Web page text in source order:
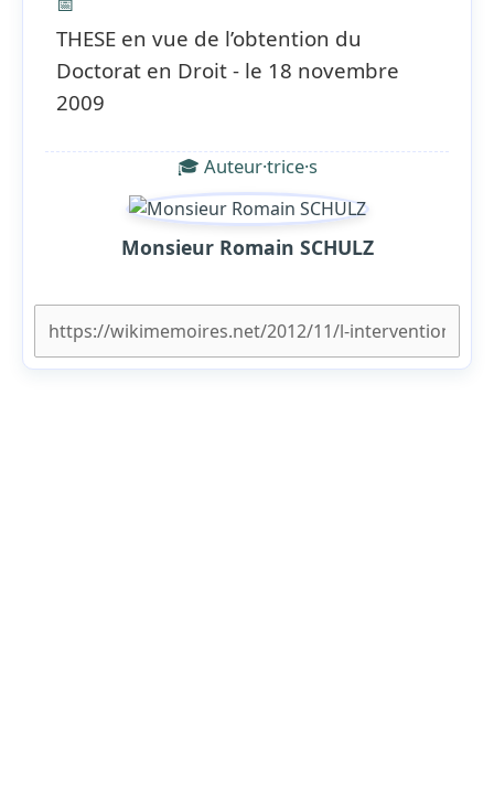
THESE en vue de l’obtention du
Doctorat en Droit - le 18 novembre
2009
🎓 Auteur·trice·s
Monsieur Romain SCHULZ